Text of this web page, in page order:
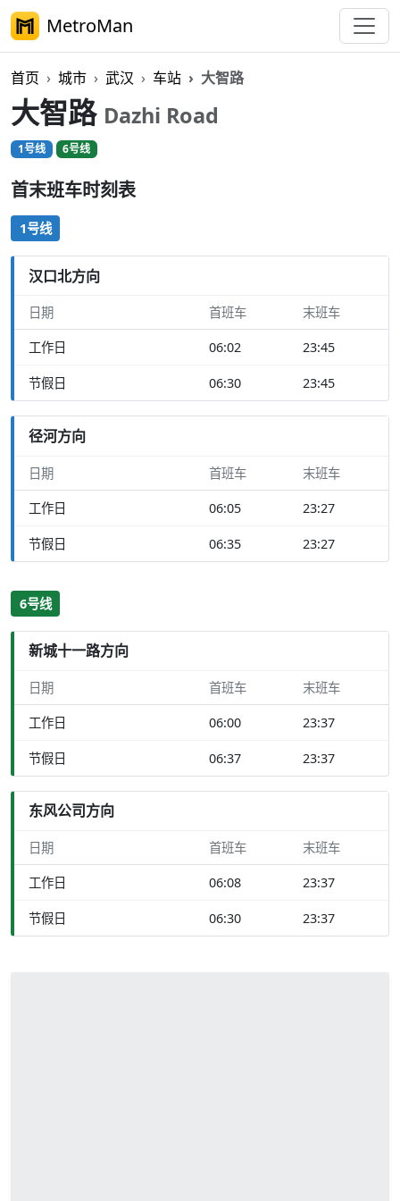
MetroMan
首页 城市 武汉 车站 大智路
大智路 Dazhi Road
1号线 6号线
首末班车时刻表
1号线
汉口北方向
日期 首班车 末班车
工作日 06:02 23:45
节假日 06:30 23:45
径河方向
日期 首班车 末班车
工作日 06:05 23:27
节假日 06:35 23:27
6号线
新城十一路方向
日期 首班车 末班车
工作日 06:00 23:37
节假日 06:37 23:37
东风公司方向
日期 首班车 末班车
工作日 06:08 23:37
节假日 06:30 23:37